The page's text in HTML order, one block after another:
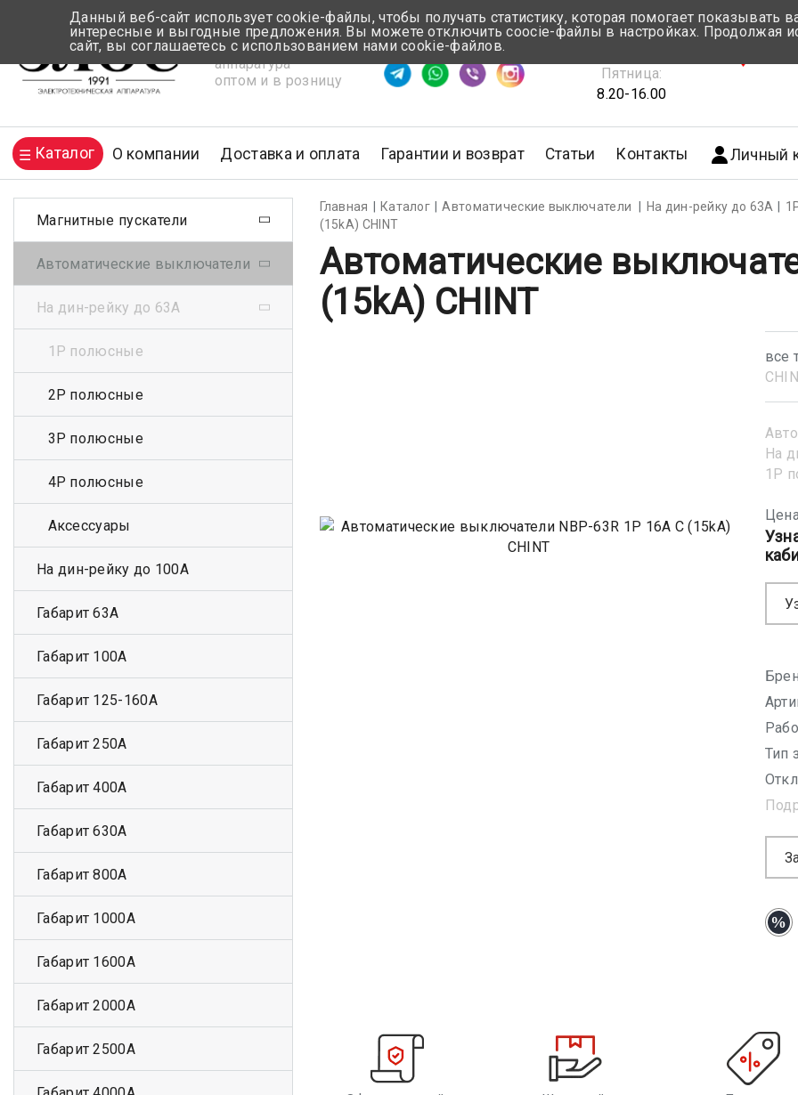
Электротехническая
аппаратура
оптом и в розницу
Время ответа ≈ 5 мин
Понедельник-Четверг:
Пятница:
8.20-16.00
Каталог О компании Доставка и оплата Гарантии и возврат Статьи Контакты Личный
Главная Каталог Автоматические выключатели На дин-рейку до 63А
(15kA) CHINT
Автоматические
(15kA) CHINT
все
На
1Р
Тип
Магнитные пускатели
Автоматические выключатели
На дин-рейку до 63А
1Р полюсные
2Р полюсные
3Р полюсные
4Р полюсные
Аксессуары
На дин-рейку до 100А
Габарит 63А
Габарит 100А
Габарит 125-160А
Габарит 250А
Габарит 400А
Габарит 630А
Габарит 800А
Габарит 1000А
Габарит 1600А
Габарит 2000А
Габарит 2500А
Данный веб-сайт использует cookie-файлы, чтобы получать статистику, которая помогает показывать
интересные и выгодные предложения. Вы можете отключить coocie-файлы в настройках. Продолжая
сайт, вы соглашаетесь с использованием нами cookie-файлов.